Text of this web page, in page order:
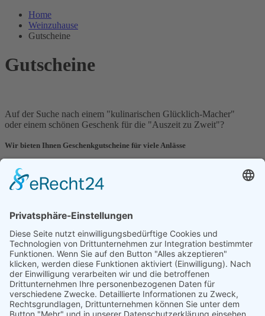
Home
Weinzuhause
Gutscheine
Gutscheine
Auf der Suche nach einem "kulinarischen Glücklich-Macher"
oder einem schönen Geschenk für die "Auszeit zu Zweit"?
Wir bieten Ihnen Geschenkgutscheine für viele Anlässe
Bestellen Sie Ihren Gutschein direkt bei uns zum Versand in schöner
Geschenkverpackung direkt bei uns
oder
digital
www.becker-weine.com
Zum Shop
Weiter
Weinzuhause